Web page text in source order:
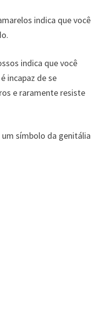
indica que você
indica que você
incapaz de se
e raramente resiste
símbolo da genitália